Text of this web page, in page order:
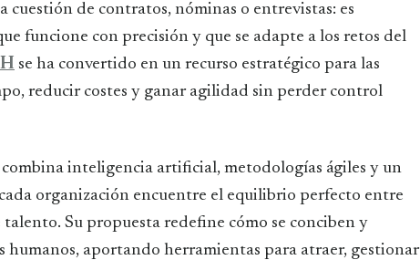
funcione con precisión y que se adapte a los retos del
se ha convertido en un recurso estratégico para las
reducir costes y ganar agilidad sin perder control
combina inteligencia artificial, metodologías ágiles y un
organización encuentre el equilibrio perfecto entre
Su propuesta redefine cómo se conciben y
humanos, aportando herramientas para atraer, gestionar